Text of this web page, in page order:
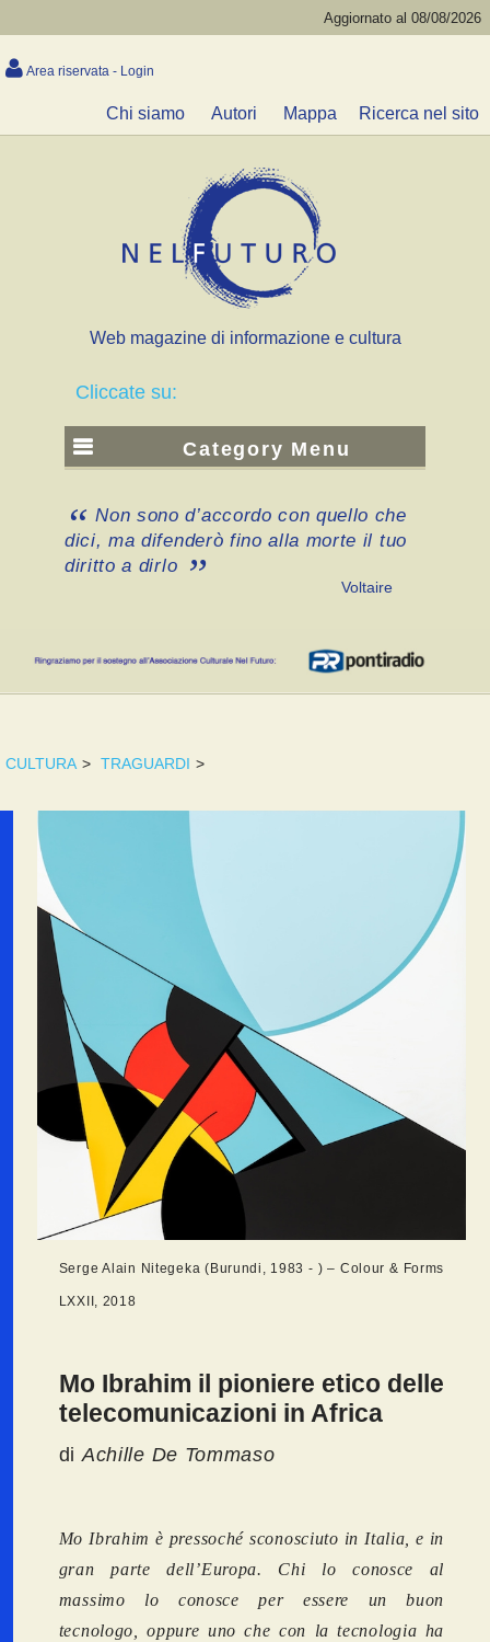
Aggiornato al 08/08/2026
Area riservata - Login
Chi siamo Autori Mappa Ricerca nel sito
Web magazine di informazione e cultura
Cliccate su:
Category Menu
Non sono d’accordo con quello che
dici, ma difenderò fino alla morte il tuo
diritto a dirlo
Voltaire
CULTURA > TRAGUARDI >
Serge Alain Nitegeka (Burundi, 1983 - ) – Colour & Forms
LXXII, 2018
Mo Ibrahim il pioniere etico delle
telecomunicazioni in Africa
diAchille De Tommaso
Mo Ibrahim è pressoché sconosciuto in Italia, e in
gran parte dell’Europa. Chi lo conosce al
massimo lo conosce per essere un buon
tecnologo, oppure uno che con la tecnologia ha